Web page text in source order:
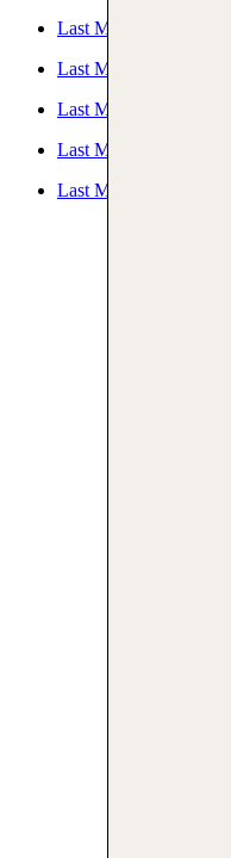
Last Minute Spanien
Last Minute Sardinien
Last Minute Kos
Last Minute Menorca
Last Minute Rhodos